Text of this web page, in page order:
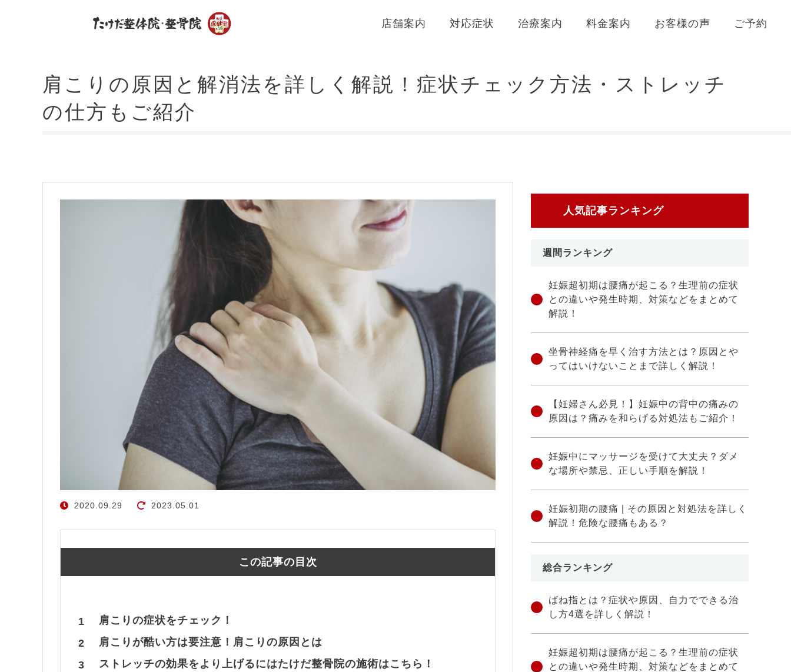
店舗案内 対応症状 治療案内 料金案内 お客様の声 ご予約
肩こりの原因と解消法を詳しく解説！症状チェック方法・ストレッチ
の仕方もご紹介
2020.09.29 2023.05.01
この記事の目次
1
肩こりの症状をチェック！
2
肩こりが酷い方は要注意！肩こりの原因とは
3
ストレッチの効果をより上げるにはたけだ整骨院の施術はこちら！
人気記事ランキング
週間ランキング
妊娠超初期は腰痛が起こる？生理前の症状
との違いや発生時期、対策などをまとめて
解説！
坐骨神経痛を早く治す方法とは？原因とや
ってはいけないことまで詳しく解説！
【妊婦さん必見！】妊娠中の背中の痛みの
原因は？痛みを和らげる対処法もご紹介！
妊娠中にマッサージを受けて大丈夫？ダメ
な場所や禁忌、正しい手順を解説！
妊娠初期の腰痛 | その原因と対処法を詳しく
解説！危険な腰痛もある？
総合ランキング
ばね指とは？症状や原因、自力でできる治
し方4選を詳しく解説！
妊娠超初期は腰痛が起こる？生理前の症状
との違いや発生時期、対策などをまとめて